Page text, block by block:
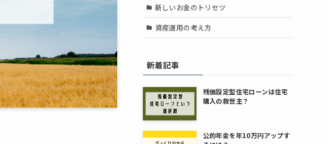
新しいお金のトリセツ
資産運用の考え方
新着記事
残価設定型住宅ローンは住宅
購入の救世主？
公的年金を年10万円アップす